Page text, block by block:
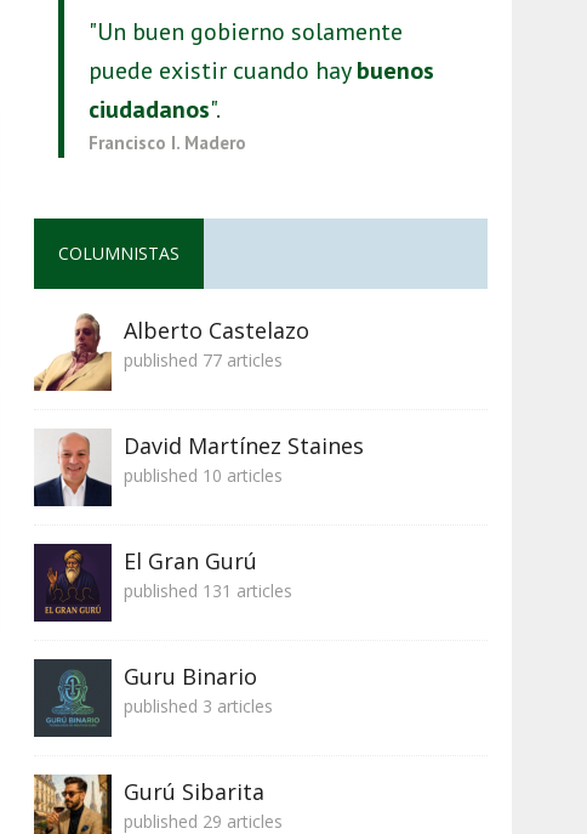
"Un buen gobierno solamente
puede existir cuando haybuenos
ciudadanos".
Francisco I. Madero
COLUMNISTAS
Alberto Castelazo
published 77 articles
David Martínez Staines
published 10 articles
El Gran Gurú
published 131 articles
Guru Binario
published 3 articles
Gurú Sibarita
published 29 articles